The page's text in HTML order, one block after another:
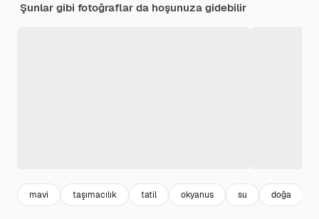
Şunlar gibi fotoğraflar da hoşunuza gidebilir
mavi taşımacılık tatil okyanus su doğa